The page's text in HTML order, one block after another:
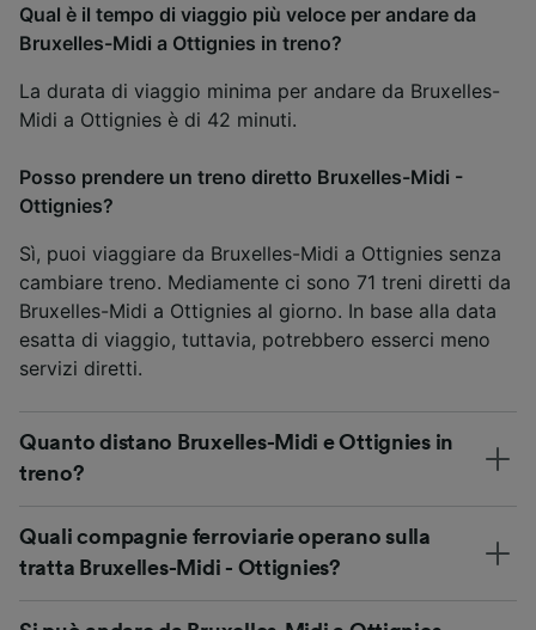
Qual è il tempo di viaggio più veloce per andare da
Bruxelles-Midi a Ottignies in treno?
La durata di viaggio minima per andare da Bruxelles-
Midi a Ottignies è di 42 minuti.
Posso prendere un treno diretto Bruxelles-Midi -
Ottignies?
Sì, puoi viaggiare da Bruxelles-Midi a Ottignies senza
cambiare treno. Mediamente ci sono 71 treni diretti da
Bruxelles-Midi a Ottignies al giorno. In base alla data
esatta di viaggio, tuttavia, potrebbero esserci meno
servizi diretti.
Quanto distano Bruxelles-Midi e Ottignies in
treno?
Quali compagnie ferroviarie operano sulla
tratta Bruxelles-Midi - Ottignies?